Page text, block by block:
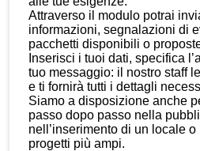
Attraverso il modulo potrai
informazioni, segnalazioni di
pacchetti disponibili o
Inserisci i tuoi dati, specifica
tuo messaggio: il nostro staff
e ti fornirà tutti i dettagli
Siamo a disposizione anche
passo dopo passo nella
nell’inserimento di un locale
progetti più ampi.